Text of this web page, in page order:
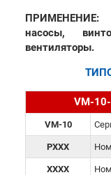
ПРИМЕНЕНИЕ:
насосы,
вентиляторы.
VM-
VM-10
PXXX
XXXX